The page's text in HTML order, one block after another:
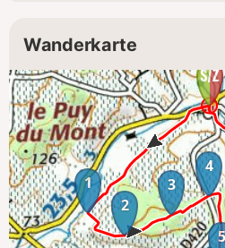
Wanderkarte
1
2
3
4
5